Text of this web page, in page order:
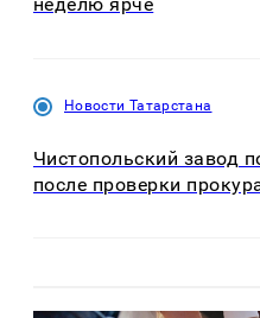
Новости Татарстана
Чистопольский завод
после проверки